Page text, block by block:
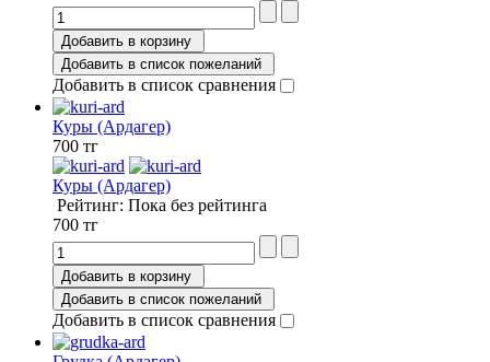
Добавить в корзину
Добавить в список пожеланий
Добавить в список сравнения
Куры (Ардагер)
700 тг
Куры (Ардагер)
Рейтинг: Пока без рейтинга
700 тг
Добавить в корзину
Добавить в список пожеланий
Добавить в список сравнения